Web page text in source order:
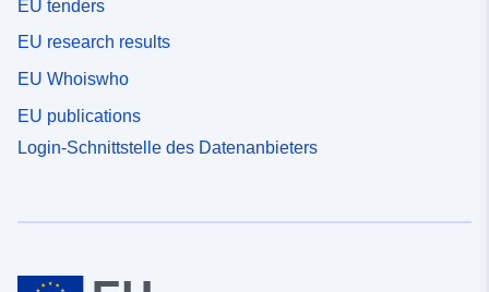
EU tenders
EU research results
EU Whoiswho
EU publications
Login-Schnittstelle des Datenanbieters